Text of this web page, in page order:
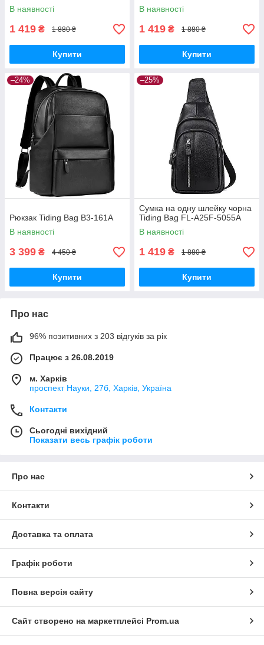
В наявності
1 419 ₴ 1 880 ₴
Купити
В наявності
1 419 ₴ 1 880 ₴
Купити
–24%
Рюкзак Tiding Bag B3-161A
В наявності
3 399 ₴ 4 450 ₴
Купити
–25%
Сумка на одну шлейку чорна
Tiding Bag FL-A25F-5055A
В наявності
1 419 ₴ 1 880 ₴
Купити
Про нас
96% позитивних з 203 відгуків за рік
Працює з 26.08.2019
м. Харків
проспект Науки, 27б, Харків, Україна
Контакти
Сьогодні вихідний
Показати весь графік роботи
Про нас
Контакти
Доставка та оплата
Графік роботи
Повна версія сайту
Сайт створено на маркетплейсі Prom.ua